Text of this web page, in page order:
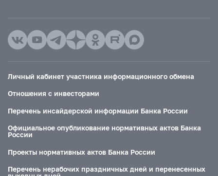
Личный кабинет участника информационного обмена
Отношения с инвесторами
Перечень инсайдерской информации Банка России
Официальное опубликование нормативных актов Банка
России
Проекты нормативных актов Банка России
Перечень нерабочих праздничных дней и перенесенных